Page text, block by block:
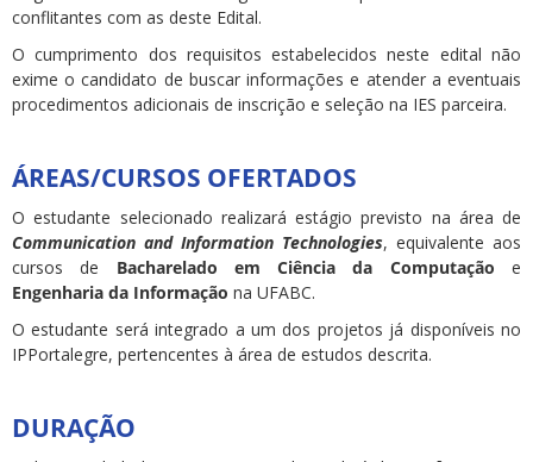
conflitantes com as deste Edital.
O cumprimento dos requisitos estabelecidos neste edital não
exime o candidato de buscar informações e atender a eventuais
procedimentos adicionais de inscrição e seleção na IES parceira.
ÁREAS/CURSOS OFERTADOS
O estudante selecionado realizará estágio previsto na área de
Communication and Information Technologies, equivalente aos
cursos de Bacharelado em Ciência da Computação e
Engenharia da Informação na UFABC.
O estudante será integrado a um dos projetos já disponíveis no
IPPortalegre, pertencentes à área de estudos descrita.
DURAÇÃO